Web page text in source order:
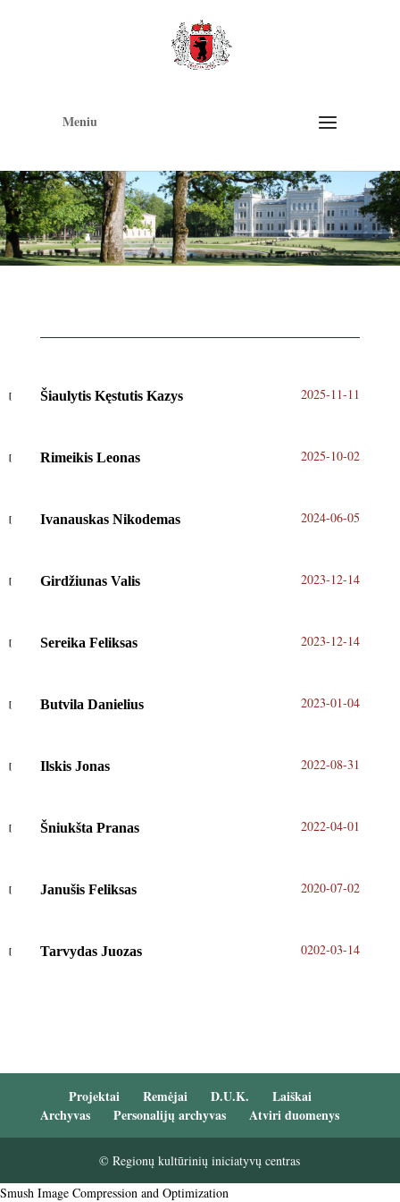
Meniu
Šiaulytis Kęstutis Kazys 2025-11-11
Rimeikis Leonas 2025-10-02
Ivanauskas Nikodemas 2024-06-05
Girdžiunas Valis 2023-12-14
Sereika Feliksas 2023-12-14
Butvila Danielius 2023-01-04
Ilskis Jonas 2022-08-31
Šniukšta Pranas 2022-04-01
Janušis Feliksas 2020-07-02
Tarvydas Juozas 0202-03-14
Projektai Remėjai D.U.K.
Laiškai
Archyvas
Personalijų archyvas Atviri duomenys
© Regionų kultūrinių iniciatyvų centras
Smush Image Compression and Optimization